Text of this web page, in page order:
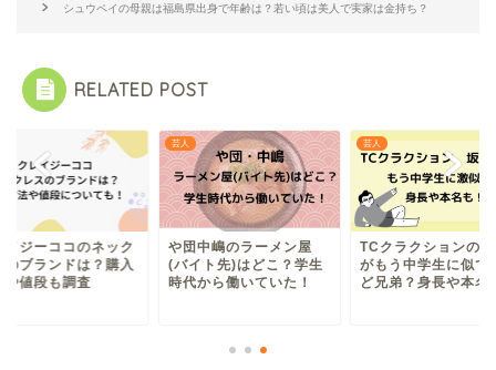
シュウペイの母親は福島県出身で年齢は？若い頃は美人で実家は金持ち？
RELATED POST
イジーココのネック
のブランドは？購入
や値段も調査
芸人
や団中嶋のラーメン屋
(バイト先)はどこ？学生
時代から働いていた！
芸人
TCクラクションの
がもう中学生に似て
ど兄弟？身長や本名